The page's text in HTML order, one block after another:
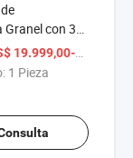
con 32-
4-Axle
Motor,
19.999,00-59.000,00
1 Pieza